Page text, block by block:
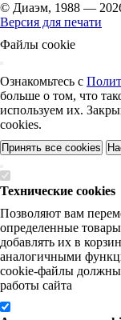
© Диаэм, 1988 —
Версия для печати
Файлы cookie
Ознакомьтесь с
больше о том, что
используем их.
cookies.
Принять все cookies
Технические cookies
Позволяют вам
определенные
добавлять их в
аналогичными
cookie-файлы должны
работы сайта